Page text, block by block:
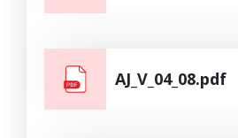
AJ_V_04_08.pdf